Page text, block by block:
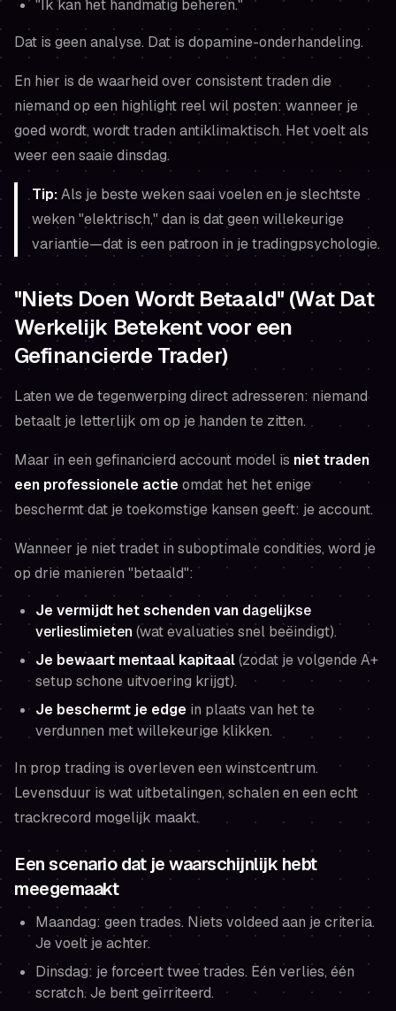
"Ik kan het handmatig beheren."
Dat is geen analyse. Dat is dopamine-onderhandeling.
En hier is de waarheid over consistent traden die
niemand op een highlight reel wil posten: wanneer je
goed wordt, wordt traden antiklimaktisch. Het voelt als
weer een saaie dinsdag.
Tip:Als je beste weken saai voelen en je slechtste
weken "elektrisch," dan is dat geen willekeurige
variantie—dat is een patroon in je tradingpsychologie.
"Niets Doen Wordt Betaald" (Wat Dat
Werkelijk Betekent voor een
Gefinancierde Trader)
Laten we de tegenwerping direct adresseren: niemand
betaalt je letterlijk om op je handen te zitten.
Maar in een gefinancierd account model is niet traden
een professionele actieomdat het het enige
beschermt dat je toekomstige kansen geeft: je account.
Wanneer je niet tradet in suboptimale condities, word je
op drie manieren "betaald":
Je vermijdt het schenden van dagelijkse
verlieslimieten (wat evaluaties snel beëindigt).
Je bewaart mentaal kapitaal(zodat je volgende A+
setup schone uitvoering krijgt).
Je beschermt je edge in plaats van het te
verdunnen met willekeurige klikken.
In prop trading is overleven een winstcentrum.
Levensduur is wat uitbetalingen, schalen en een echt
trackrecord mogelijk maakt.
Een scenario dat je waarschijnlijk hebt
meegemaakt
Maandag: geen trades. Niets voldeed aan je criteria.
Je voelt je achter.
Dinsdag: je forceert twee trades. Eén verlies, één
scratch. Je bent geïrriteerd.